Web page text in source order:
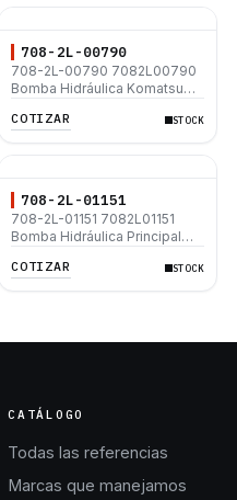
708-2L-00790
708-2L-00790 7082L00790
Bomba Hidráulica Komatsu
PC240LC-8
COTIZAR STOCK
708-2L-01151
708-2L-01151 7082L01151
Bomba Hidráulica Principal
7
COTIZAR STOCK
CATÁLOGO
Todas las referencias
Marcas que manejamos